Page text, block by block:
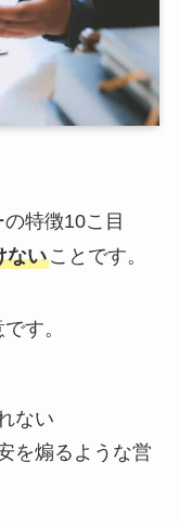
特徴10こ目
ないことです。
す。
ない
を煽るような営